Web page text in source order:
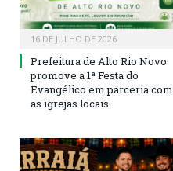
16 DE JULHO DE 2026
Prefeitura de Alto Rio Novo
promove a 1ª Festa do
Evangélico em parceria com
as igrejas locais